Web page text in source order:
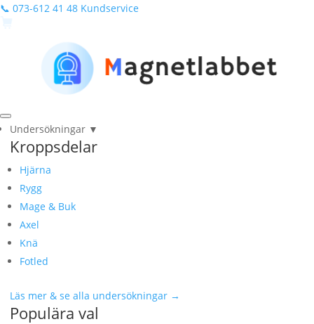
📞 073-612 41 48 Kundservice
Undersökningar ▼
Kroppsdelar
Hjärna
Rygg
Mage & Buk
Axel
Knä
Fotled
Läs mer & se alla undersökningar →
Populära val